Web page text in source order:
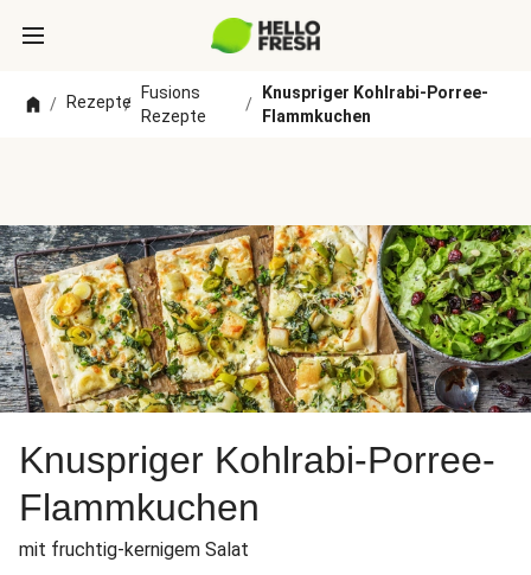
/ Rezepte
/
Fusions
Rezepte
/
Knuspriger Kohlrabi-Porree-
Flammkuchen
Knuspriger Kohlrabi-Porree-
Flammkuchen
mit fruchtig-kernigem Salat